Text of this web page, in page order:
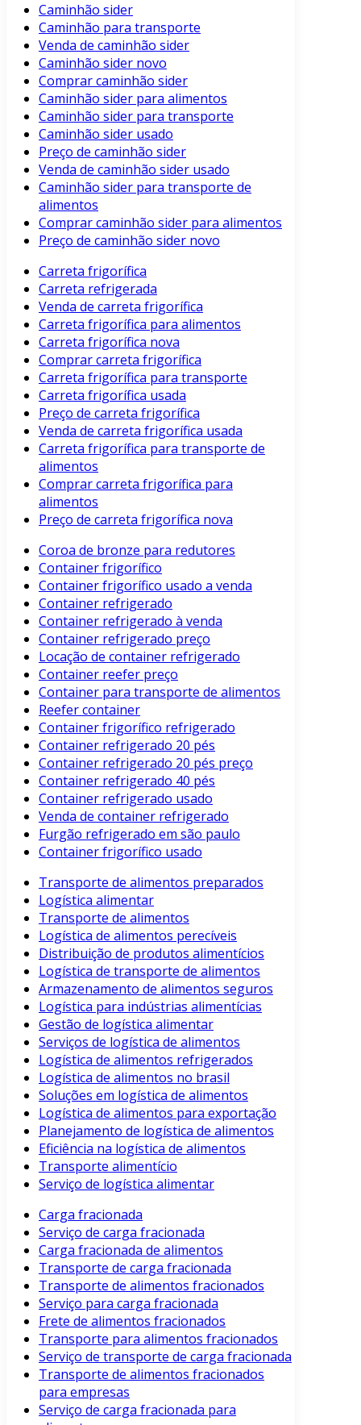
Caminhão sider
Caminhão para transporte
Venda de caminhão sider
Caminhão sider novo
Comprar caminhão sider
Caminhão sider para alimentos
Caminhão sider para transporte
Caminhão sider usado
Preço de caminhão sider
Venda de caminhão sider usado
Caminhão sider para transporte de
alimentos
Comprar caminhão sider para alimentos
Preço de caminhão sider novo
Carreta frigorífica
Carreta refrigerada
Venda de carreta frigorífica
Carreta frigorífica para alimentos
Carreta frigorífica nova
Comprar carreta frigorífica
Carreta frigorífica para transporte
Carreta frigorífica usada
Preço de carreta frigorífica
Venda de carreta frigorífica usada
Carreta frigorífica para transporte de
alimentos
Comprar carreta frigorífica para
alimentos
Preço de carreta frigorífica nova
Coroa de bronze para redutores
Container frigorífico
Container frigorífico usado a venda
Container refrigerado
Container refrigerado à venda
Container refrigerado preço
Locação de container refrigerado
Container reefer preço
Container para transporte de alimentos
Reefer container
Container frigorífico refrigerado
Container refrigerado 20 pés
Container refrigerado 20 pés preço
Container refrigerado 40 pés
Container refrigerado usado
Venda de container refrigerado
Furgão refrigerado em são paulo
Container frigorífico usado
Transporte de alimentos preparados
Logística alimentar
Transporte de alimentos
Logística de alimentos perecíveis
Distribuição de produtos alimentícios
Logística de transporte de alimentos
Armazenamento de alimentos seguros
Logística para indústrias alimentícias
Gestão de logística alimentar
Serviços de logística de alimentos
Logística de alimentos refrigerados
Logística de alimentos no brasil
Soluções em logística de alimentos
Logística de alimentos para exportação
Planejamento de logística de alimentos
Eficiência na logística de alimentos
Transporte alimentício
Serviço de logística alimentar
Carga fracionada
Serviço de carga fracionada
Carga fracionada de alimentos
Transporte de carga fracionada
Transporte de alimentos fracionados
Serviço para carga fracionada
Frete de alimentos fracionados
Transporte para alimentos fracionados
Serviço de transporte de carga fracionada
Transporte de alimentos fracionados
para empresas
Serviço de carga fracionada para